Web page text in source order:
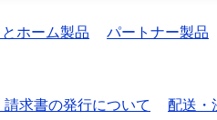
ホーム製品 パートナー製品
請求書の発行について 配送・